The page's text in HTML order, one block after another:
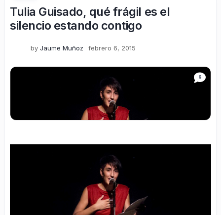
Tulia Guisado, qué frágil es el
silencio estando contigo
by Jaume Muñoz febrero 6, 2015
6